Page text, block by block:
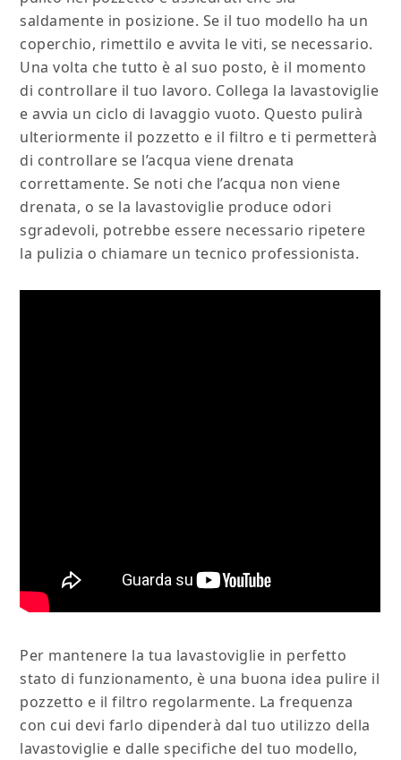
saldamente in posizione. Se il tuo modello ha un
coperchio, rimettilo e avvita le viti, se necessario.
Una volta che tutto è al suo posto, è il momento
di controllare il tuo lavoro. Collega la lavastoviglie
e avvia un ciclo di lavaggio vuoto. Questo pulirà
ulteriormente il pozzetto e il filtro e ti permetterà
di controllare se l’acqua viene drenata
correttamente. Se noti che l’acqua non viene
drenata, o se la lavastoviglie produce odori
sgradevoli, potrebbe essere necessario ripetere
la pulizia o chiamare un tecnico professionista.
Per mantenere la tua lavastoviglie in perfetto
stato di funzionamento, è una buona idea pulire il
pozzetto e il filtro regolarmente. La frequenza
con cui devi farlo dipenderà dal tuo utilizzo della
lavastoviglie e dalle specifiche del tuo modello,